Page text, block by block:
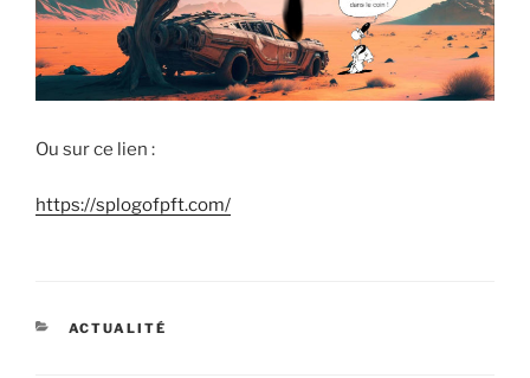
Ou sur ce lien :
https://splogofpft.com/
CATÉGORIES
ACTUALITÉ